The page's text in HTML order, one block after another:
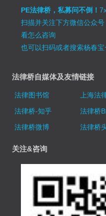
PE法律桥，私募问不倒！
扫描并关注下方微信公众号
看怎么咨询
也可以扫码或者搜索杨春
法律桥自媒体及友情链接
法律图书馆 上海法
法律桥-知乎
法律桥
法律桥微博
法律桥
关注&咨询